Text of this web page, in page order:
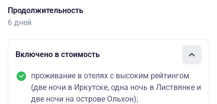
Продолжительность
6 дней
Включено в стоимость
проживание в отелях с высоким рейтингом
(две ночи в Иркутске, одна ночь в Листвянке и
две ночи на острове Ольхон);